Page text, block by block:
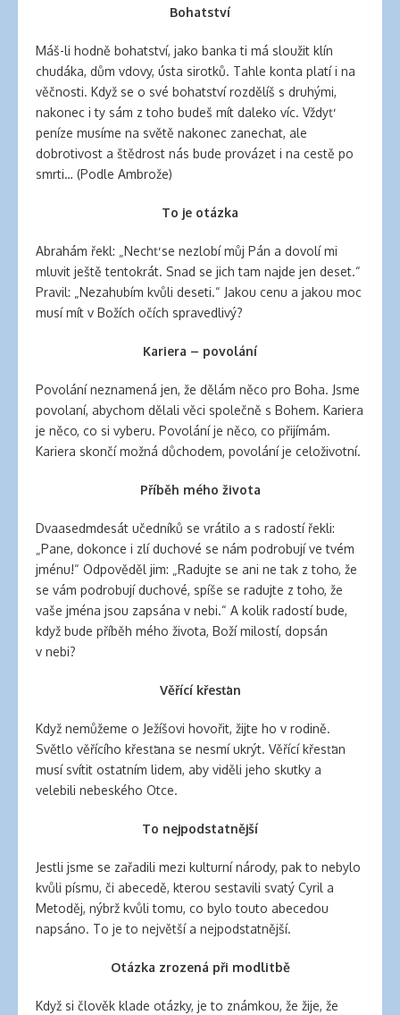
Bohatství
Máš-li hodně bohatství, jako banka ti má sloužit klín
chudáka, dům vdovy, ústa sirotků. Tahle konta platí i na
věčnosti. Když se o své bohatství rozdělíš s druhými,
nakonec i ty sám z toho budeš mít daleko víc. Vždyť
peníze musíme na světě nakonec zanechat, ale
dobrotivost a štědrost nás bude provázet i na cestě po
smrti… (Podle Ambrože)
To je otázka
Abrahám řekl: „Nechť se nezlobí můj Pán a dovolí mi
mluvit ještě tentokrát. Snad se jich tam najde jen deset.“
Pravil: „Nezahubím kvůli deseti.“ Jakou cenu a jakou moc
musí mít v Božích očích spravedlivý?
Kariera – povolání
Povolání neznamená jen, že dělám něco pro Boha. Jsme
povolaní, abychom dělali věci společně s Bohem. Kariera
je něco, co si vyberu. Povolání je něco, co přijímám.
Kariera skončí možná důchodem, povolání je celoživotní.
Příběh mého života
Dvaasedmdesát učedníků se vrátilo a s radostí řekli:
„Pane, dokonce i zlí duchové se nám podrobují ve tvém
jménu!“ Odpověděl jim: „Radujte se ani ne tak z toho, že
se vám podrobují duchové, spíše se radujte z toho, že
vaše jména jsou zapsána v nebi.“ A kolik radostí bude,
když bude příběh mého života, Boží milostí, dopsán
v nebi?
Věřící křesťan
Když nemůžeme o Ježíšovi hovořit, žijte ho v rodině.
Světlo věřícího křesťana se nesmí ukrýt. Věřící křesťan
musí svítit ostatním lidem, aby viděli jeho skutky a
velebili nebeského Otce.
To nejpodstatnější
Jestli jsme se zařadili mezi kulturní národy, pak to nebylo
kvůli písmu, či abecedě, kterou sestavili svatý Cyril a
Metoděj, nýbrž kvůli tomu, co bylo touto abecedou
napsáno. To je to největší a nejpodstatnější.
Otázka zrozená při modlitbě
Když si člověk klade otázky, je to známkou, že žije, že